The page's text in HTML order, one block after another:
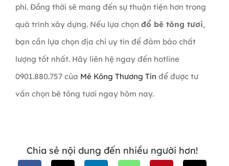
phí. Đồng thời sẽ mang đến sự thuận tiện hơn trong
quá trình xây dựng. Nếu lựa chọn đổ bê tông tươi,
bạn cần lựa chọn địa chỉ uy tín để đảm bảo chất
lượng tốt nhất. Hãy liên hệ ngay đến hotline
0901.880.757 của Mê Kông Thương Tín để được tư
vấn chọn bê tông tươi ngay hôm nay.
Chia sẻ nội dung đến nhiều người hơn!